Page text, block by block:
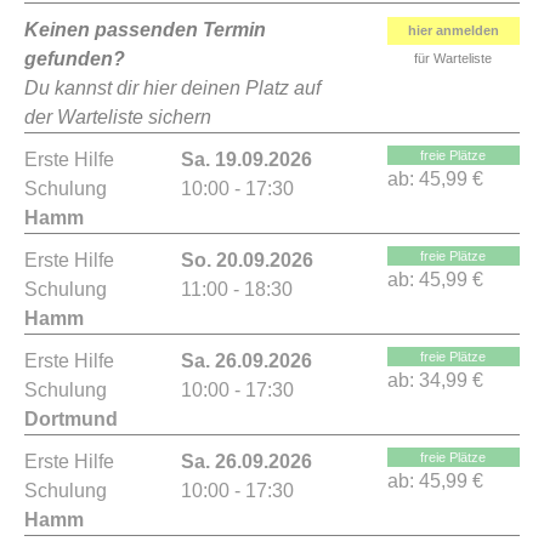
Keinen passenden Termin
gefunden?
Du kannst dir hier deinen Platz auf
der Warteliste sichern
hier anmelden
für Warteliste
Erste Hilfe
Schulung
Hamm
Sa. 19.09.2026
10:00 - 17:30
freie Plätze
ab: 45,99 €
Erste Hilfe
Schulung
Hamm
So. 20.09.2026
11:00 - 18:30
freie Plätze
ab: 45,99 €
Erste Hilfe
Schulung
Dortmund
Sa. 26.09.2026
10:00 - 17:30
freie Plätze
ab: 34,99 €
Erste Hilfe
Schulung
Hamm
Sa. 26.09.2026
10:00 - 17:30
freie Plätze
ab: 45,99 €